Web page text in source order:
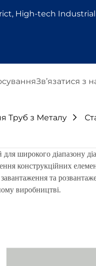
High-tech Industrial
Зв’язатися з
Труб з Металу
широкого діапазону
конструкційних
та
виробництві.